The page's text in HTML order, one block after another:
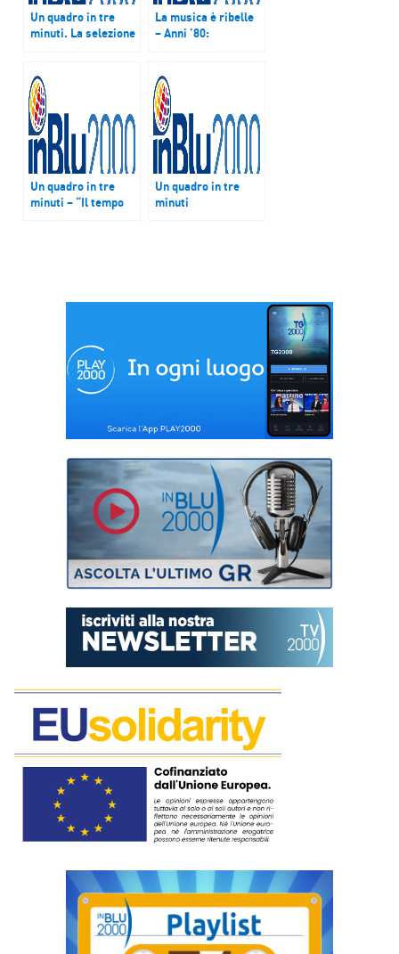
Un quadro in tre
minuti. La selezione
La musica è ribelle
– Anni ’80:
Un quadro in tre
minuti – “Il tempo
Un quadro in tre
minuti